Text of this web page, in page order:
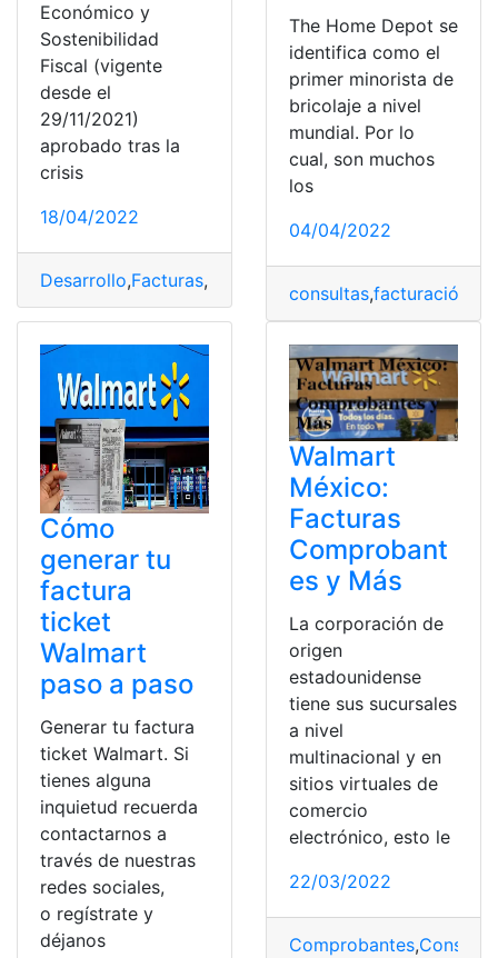
Económico y
Sostenibilidad
Fiscal (vigente
desde el
29/11/2021)
aprobado tras la
crisis
18/04/2022
Desarrollo,Facturas, tarifa
The Home Depot se
identifica como el
primer minorista de
bricolaje a nivel
mundial. Por lo
cual, son muchos
los
04/04/2022
consultas,facturación
Cómo
generar tu
factura
ticket
Walmart
paso a paso
Generar tu factura
ticket Walmart. Si
tienes alguna
inquietud recuerda
contactarnos a
través de nuestras
redes sociales,
o regístrate y
déjanos
Walmart
México:
Facturas
Comprobant
es y Más
La corporación de
origen
estadounidense
tiene sus sucursales
a nivel
multinacional y en
sitios virtuales de
comercio
electrónico, esto le
22/03/2022
Comprobantes,Consulta